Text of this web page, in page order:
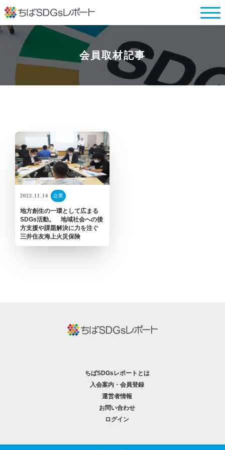
会員取材記事
2022.11.14 企業
地方創生の一環として広まる
SDGs活動。 地域社会への後
方支援や課題解決に力を注ぐ
三井住友海上火災保険
ちばSDGsレポートとは
入会案内・会員登録
運営者情報
お問い合わせ
ログイン